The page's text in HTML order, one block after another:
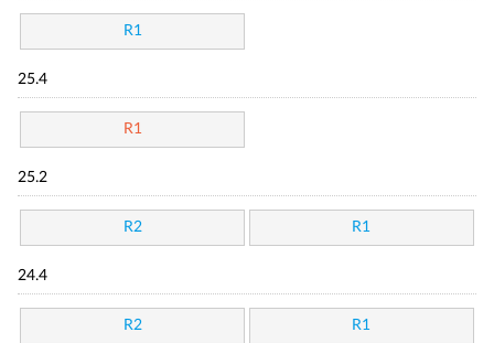
R1
25.4
R1
25.2
R2 R1
24.4
R2 R1